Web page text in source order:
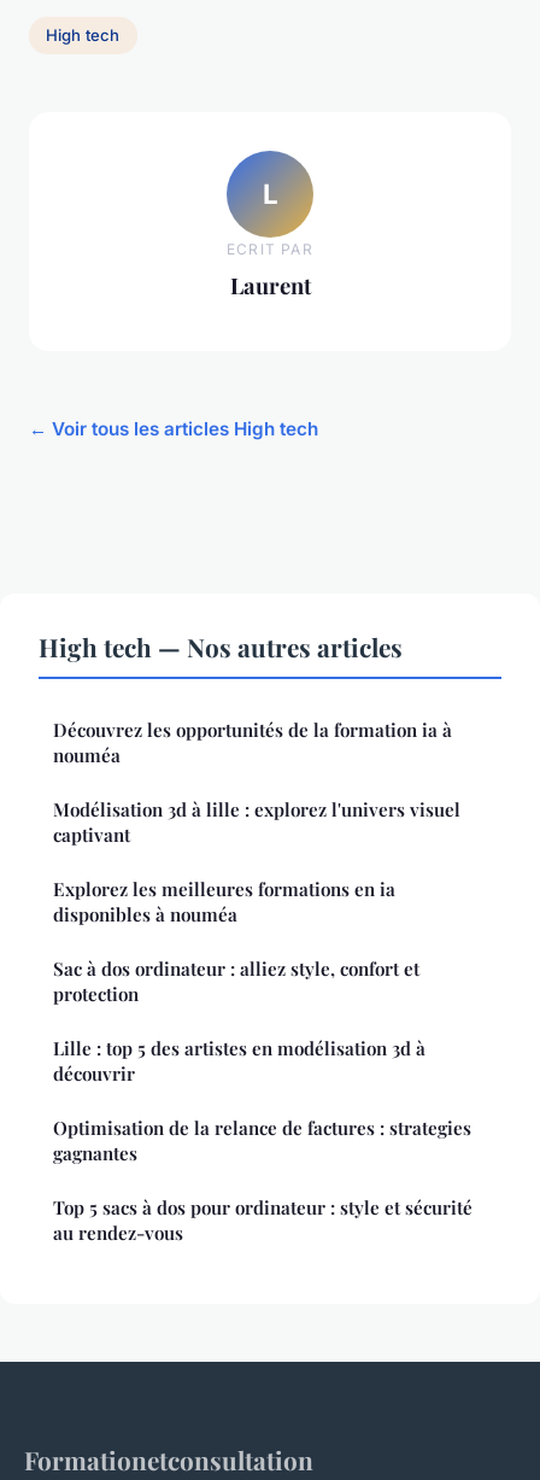
High tech
L
ECRIT PAR
Laurent
← Voir tous les articles High tech
High tech — Nos autres articles
Découvrez les opportunités de la formation ia à
nouméa
Modélisation 3d à lille : explorez l'univers visuel
captivant
Explorez les meilleures formations en ia
disponibles à nouméa
Sac à dos ordinateur : alliez style, confort et
protection
Lille : top 5 des artistes en modélisation 3d à
découvrir
Optimisation de la relance de factures : strategies
gagnantes
Top 5 sacs à dos pour ordinateur : style et sécurité
au rendez-vous
Formationetconsultation